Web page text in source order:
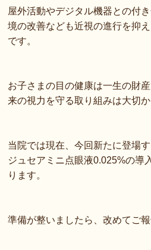
屋外活動やデジタル機器との付
境の改善なども近視の進行を抑
です。
お子さまの目の健康は一生の財
来の視力を守る取り組みは大切か
当院では現在、今回新たに登場
ジュセアミニ点眼液0.025%の導
ります。
準備が整いましたら、改めてご報